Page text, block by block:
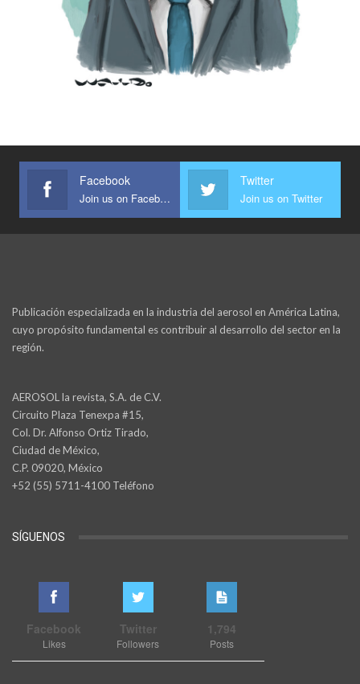
Facebook
Join us on Facebook
Twitter
Join us on Twitter
Publicación especializada en la industria del aerosol en América Latina,
cuyo propósito fundamental es contribuir al desarrollo del sector en la
región.
AEROSOL la revista, S.A. de C.V.
Circuito Plaza Tenexpa #15,
Col. Dr. Alfonso Ortiz Tirado,
Ciudad de México,
C.P. 09020, México
+52 (55) 5711-4100 Teléfono
SÍGUENOS
Facebook
Likes
Twitter
Followers
1,794
Posts